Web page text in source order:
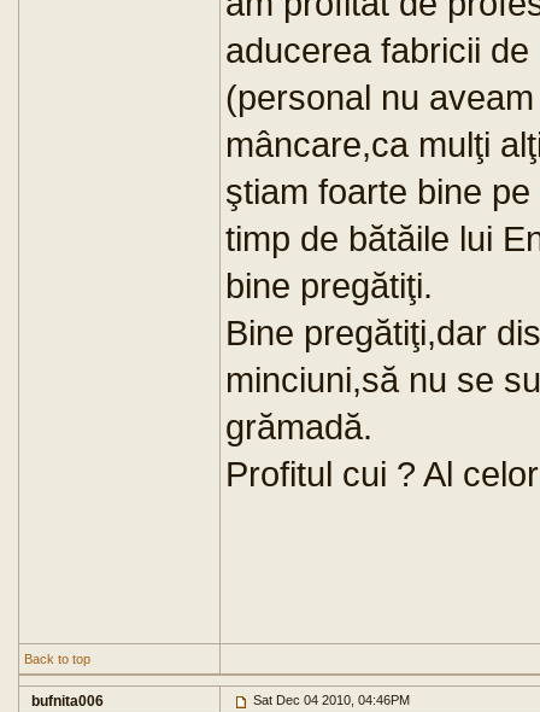
aducerea fabricii
(personal nu
mâncare,ca mulţi
ştiam foarte bine
timp de bătăile lui
bine pregătiţi.
Bine pregătiţi,dar
minciuni,să nu se
grămadă.
Profitul cui ? Al
Back to top
bufnita006 Sat Dec 04 2010, 04:46PM